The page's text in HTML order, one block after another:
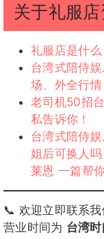
关于礼服
礼服店是什
台湾式陪侍
场、外全行情
老司机50招
私告诉你！
台湾式陪侍
姐后可换人
莱恩 一篇帮
📞 欢迎立即联系我
营业时间为 台湾